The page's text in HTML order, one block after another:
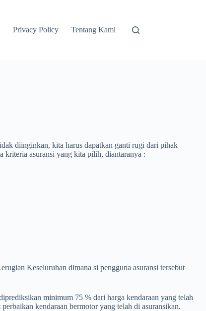
Privacy Policy Tentang Kami
diinginkan, kita harus dapatkan ganti rugi dari pihak
kriteria asuransi yang kita pilih, diantaranya :
Keseluruhan dimana si pengguna asuransi tersebut
minimum 75 % dari harga kendaraan yang telah
kendaraan bermotor yang telah di asuransikan.